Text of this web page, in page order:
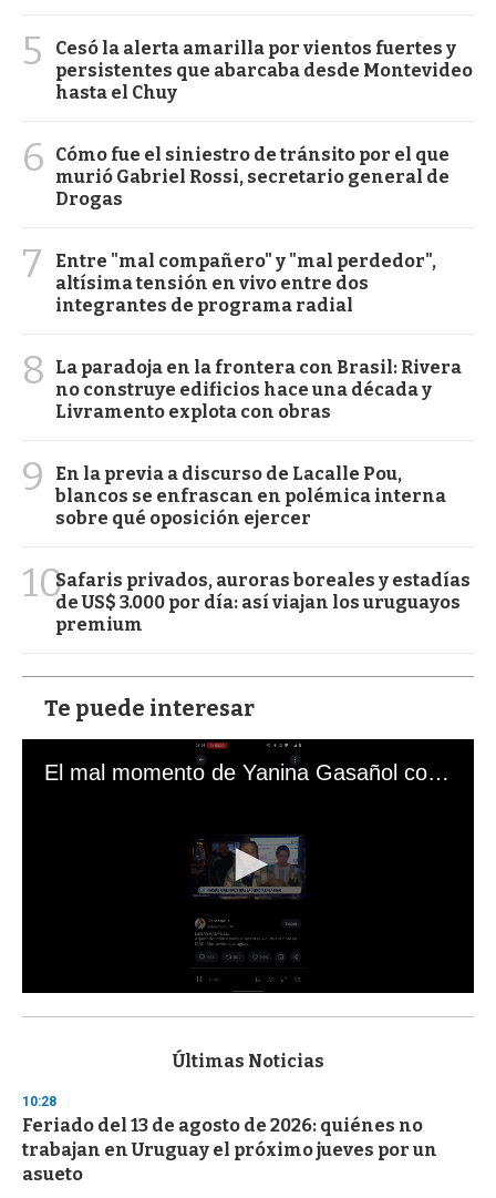
5
Cesó la alerta amarilla por vientos fuertes y
persistentes que abarcaba desde Montevideo
hasta el Chuy
6
Cómo fue el siniestro de tránsito por el que
murió Gabriel Rossi, secretario general de
Drogas
7
Entre "mal compañero" y "mal perdedor",
altísima tensión en vivo entre dos
integrantes de programa radial
8
La paradoja en la frontera con Brasil: Rivera
no construye edificios hace una década y
Livramento explota con obras
9
En la previa a discurso de Lacalle Pou,
blancos se enfrascan en polémica interna
sobre qué oposición ejercer
10Safaris privados, auroras boreales y estadías
de US$ 3.000 por día: así viajan los uruguayos
premium
Te puede interesar
El mal momento de Yanina Gasañol con un hincha argentino en "Subrayado"
s
d
s
o
f
3
Últimas Noticias
10:28
Feriado del 13 de agosto de 2026: quiénes no
trabajan en Uruguay el próximo jueves por un
asueto